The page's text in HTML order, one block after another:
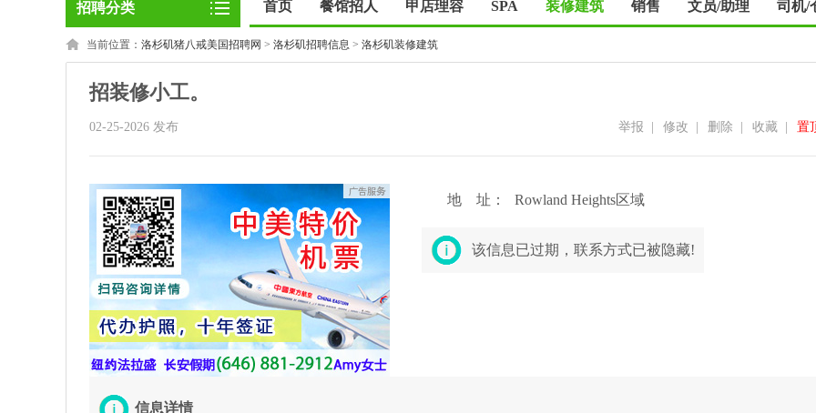
招聘分类 首页 餐馆招人 甲店理容 SPA 装修建筑 销售 文员/助理 司机/
当前位置： 洛杉矶猪八戒美国招聘网 > 洛杉矶招聘信息 > 洛杉矶装修建筑
招装修小工。
02-25-2026 发布 置
收藏
删除
修改
举报
地 址： Rowland Heights区域
该信息已过期，联系方式已被隐藏!
信息详情